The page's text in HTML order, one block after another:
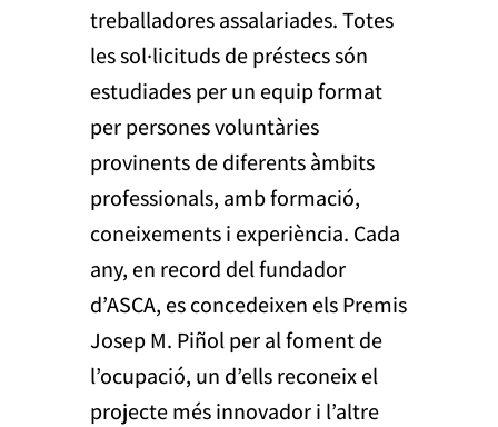
treballadores assalariades. Totes
les sol·licituds de préstecs són
estudiades per un equip format
per persones voluntàries
provinents de diferents àmbits
professionals, amb formació,
coneixements i experiència. Cada
any, en record del fundador
d’ASCA, es concedeixen els Premis
Josep M. Piñol per al foment de
l’ocupació, un d’ells reconeix el
projecte més innovador i l’altre